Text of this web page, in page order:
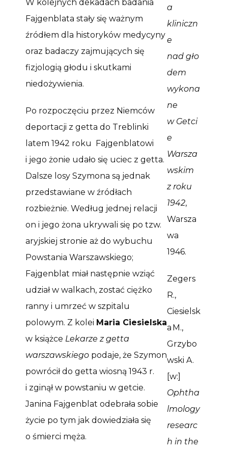
W kolejnych dekadach badania
Fajgenblata stały się ważnym
źródłem dla historyków medycyny
oraz badaczy zajmujących się
fizjologią głodu i skutkami
niedożywienia.
Po rozpoczęciu przez Niemców
deportacji z getta do Treblinki
latem 1942 roku
Fajgenblatowi
i jego żonie udało się uciec z getta.
Dalsze losy Szymona są jednak
przedstawiane w źródłach
rozbieżnie. Według jednej relacji
on i jego żona ukrywali się po tzw.
aryjskiej stronie aż do wybuchu
Powstania Warszawskiego;
Fajgenblat miał następnie wziąć
udział w walkach, zostać ciężko
ranny i umrzeć w szpitalu
polowym. Z kolei Maria Ciesielska
w książce Lekarze z getta
warszawskiego podaje, że Szymon
powrócił do getta wiosną 1943 r.
i zginął w powstaniu w getcie.
Janina Fajgenblat odebrała sobie
życie po tym jak dowiedziała się
o śmierci męża.
a
kliniczn
e
nad gło
dem
wykona
ne
w Getci
e
Warsza
wskim
z roku
1942,
Warsza
wa
1946.
Zegers
R.,
Ciesielsk
a M.,
Grzybo
wski A.
[w:]
Ophtha
lmology
researc
h in the